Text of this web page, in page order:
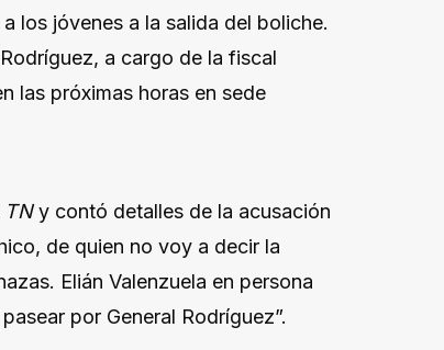
los jóvenes a la salida del boliche.
a cargo de la fiscal
las próximas horas en sede
TNy contó detalles de la acusación
de quien no voy a decir la
Elián Valenzuela en persona
por General Rodríguez”.